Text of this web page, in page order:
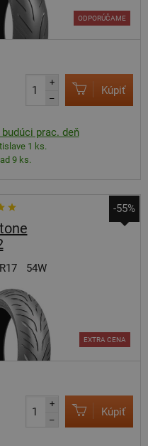
ODPORÚČAME
+
–
Kúpiť
prac. deň
1 ks.
9 ks.
-55%
R17
54W
EXTRA CENA
+
–
Kúpiť